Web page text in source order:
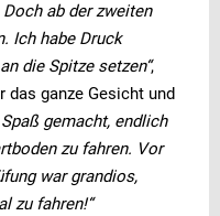
ab der zweiten
Ich habe Druck
die Spitze setzen“,
das ganze Gesicht und
gemacht, endlich
zu fahren. Vor
war grandios,
zu fahren!“